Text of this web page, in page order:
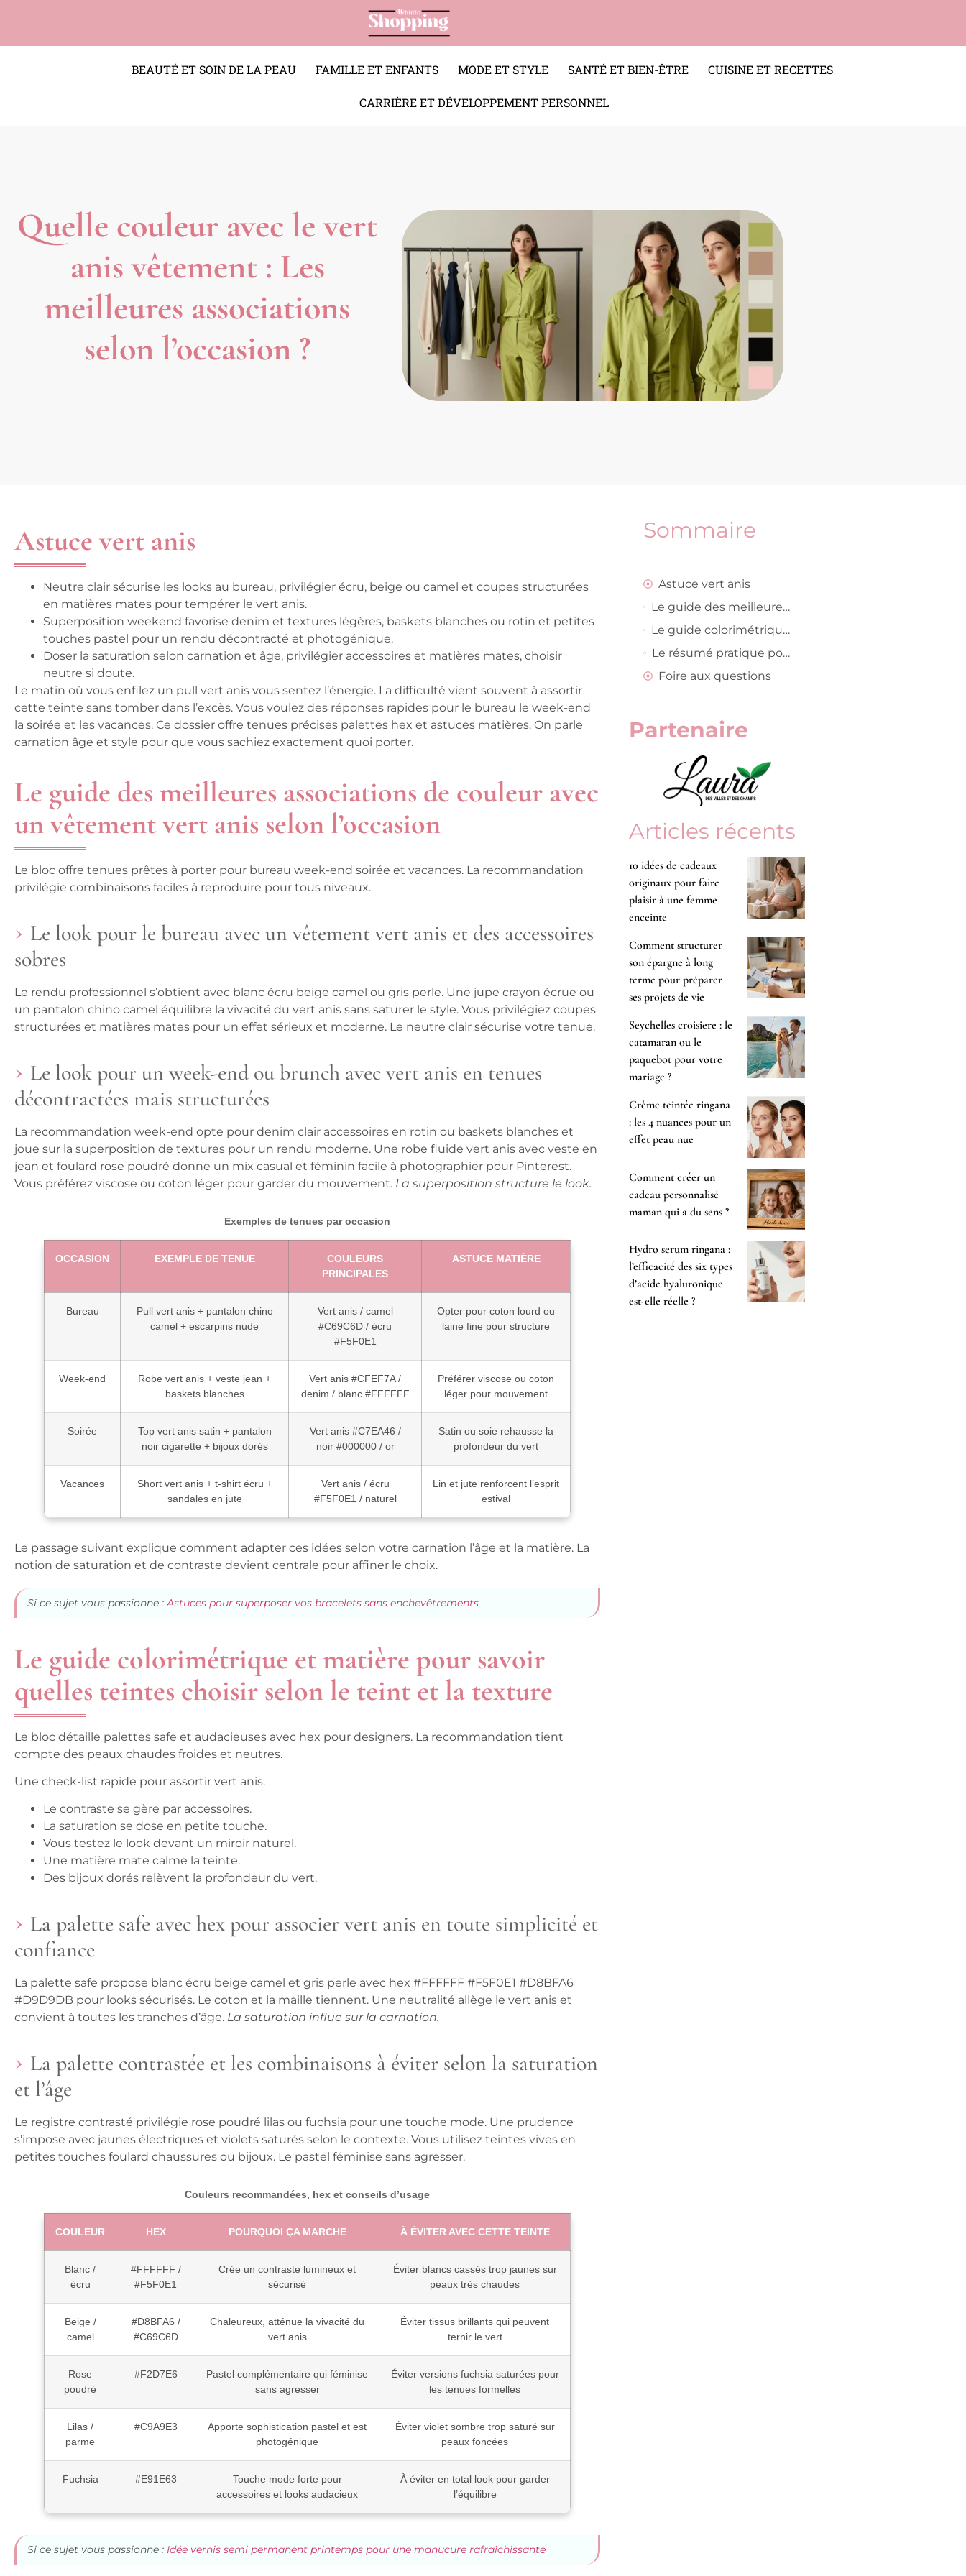
BEAUTÉ ET SOIN DE LA PEAU FAMILLE ET ENFANTS MODE ET STYLE SANTÉ ET BIEN-ÊTRE CUISINE ET RECETTES
CARRIÈRE ET DÉVELOPPEMENT PERSONNEL
Quelle couleur avec le vert
anis vêtement : Les
meilleures associations
selon l’occasion ?
Astuce vert anis
Neutre clair sécurise les looks au bureau, privilégier écru, beige ou camel et coupes structurées
en matières mates pour tempérer le vert anis.
Superposition weekend favorise denim et textures légères, baskets blanches ou rotin et petites
touches pastel pour un rendu décontracté et photogénique.
Doser la saturation selon carnation et âge, privilégier accessoires et matières mates, choisir
neutre si doute.
Le matin où vous enfilez un pull vert anis vous sentez l’énergie. La difficulté vient souvent à assortir
cette teinte sans tomber dans l’excès. Vous voulez des réponses rapides pour le bureau le week-end
la soirée et les vacances. Ce dossier offre tenues précises palettes hex et astuces matières. On parle
carnation âge et style pour que vous sachiez exactement quoi porter.
Le guide des meilleures associations de couleur avec
un vêtement vert anis selon l’occasion
Le bloc offre tenues prêtes à porter pour bureau week-end soirée et vacances. La recommandation
privilégie combinaisons faciles à reproduire pour tous niveaux.
Le look pour le bureau avec un vêtement vert anis et des accessoires
sobres
Le rendu professionnel s’obtient avec blanc écru beige camel ou gris perle. Une jupe crayon écrue ou
un pantalon chino camel équilibre la vivacité du vert anis sans saturer le style. Vous privilégiez coupes
structurées et matières mates pour un effet sérieux et moderne. Le neutre clair sécurise votre tenue.
Le look pour un week-end ou brunch avec vert anis en tenues
décontractées mais structurées
La recommandation week-end opte pour denim clair accessoires en rotin ou baskets blanches et
joue sur la superposition de textures pour un rendu moderne. Une robe fluide vert anis avec veste en
jean et foulard rose poudré donne un mix casual et féminin facile à photographier pour Pinterest.
Vous préférez viscose ou coton léger pour garder du mouvement. La superposition structure le look.
Exemples de tenues par occasion
OCCASION EXEMPLE DE TENUE
COULEURS
PRINCIPALES
ASTUCE MATIÈRE
Bureau
Pull vert anis + pantalon chino
camel + escarpins nude
Vert anis / camel
#C69C6D / écru
#F5F0E1
Opter pour coton lourd ou
laine fine pour structure
Week-end
Robe vert anis + veste jean +
baskets blanches
Vert anis #CFEF7A /
denim / blanc #FFFFFF
Préférer viscose ou coton
léger pour mouvement
Soirée
Top vert anis satin + pantalon
noir cigarette + bijoux dorés
Vert anis #C7EA46 /
noir #000000 / or
Satin ou soie rehausse la
profondeur du vert
Vacances
Short vert anis + t-shirt écru +
sandales en jute
Vert anis / écru
#F5F0E1 / naturel
Lin et jute renforcent l’esprit
estival
Le passage suivant explique comment adapter ces idées selon votre carnation l’âge et la matière. La
notion de saturation et de contraste devient centrale pour affiner le choix.
Si ce sujet vous passionne :Astuces pour superposer vos bracelets sans enchevêtrements
Le guide colorimétrique et matière pour savoir
quelles teintes choisir selon le teint et la texture
Le bloc détaille palettes safe et audacieuses avec hex pour designers. La recommandation tient
compte des peaux chaudes froides et neutres.
Une check-list rapide pour assortir vert anis.
Le contraste se gère par accessoires.
La saturation se dose en petite touche.
Vous testez le look devant un miroir naturel.
Une matière mate calme la teinte.
Des bijoux dorés relèvent la profondeur du vert.
La palette safe avec hex pour associer vert anis en toute simplicité et
confiance
La palette safe propose blanc écru beige camel et gris perle avec hex #FFFFFF #F5F0E1 #D8BFA6
#D9D9DB pour looks sécurisés. Le coton et la maille tiennent. Une neutralité allège le vert anis et
convient à toutes les tranches d’âge. La saturation influe sur la carnation.
La palette contrastée et les combinaisons à éviter selon la saturation
et l’âge
Le registre contrasté privilégie rose poudré lilas ou fuchsia pour une touche mode. Une prudence
s’impose avec jaunes électriques et violets saturés selon le contexte. Vous utilisez teintes vives en
petites touches foulard chaussures ou bijoux. Le pastel féminise sans agresser.
Couleurs recommandées, hex et conseils d’usage
COULEUR HEX POURQUOI ÇA MARCHE À ÉVITER AVEC CETTE TEINTE
Blanc /
écru
#FFFFFF /
#F5F0E1
Crée un contraste lumineux et
sécurisé
Éviter blancs cassés trop jaunes sur
peaux très chaudes
Beige /
camel
#D8BFA6 /
#C69C6D
Chaleureux, atténue la vivacité du
vert anis
Éviter tissus brillants qui peuvent
ternir le vert
Rose
poudré
#F2D7E6
Pastel complémentaire qui féminise
sans agresser
Éviter versions fuchsia saturées pour
les tenues formelles
Lilas /
parme
#C9A9E3
Apporte sophistication pastel et est
photogénique
Éviter violet sombre trop saturé sur
peaux foncées
Fuchsia #E91E63
Touche mode forte pour
accessoires et looks audacieux
À éviter en total look pour garder
l’équilibre
Si ce sujet vous passionne : Idée vernis semi permanent printemps pour une manucure rafraîchissante
Sommaire
Astuce vert anis
Le guide des meilleures associations de couleur avec un vêtement vert anis selon l’occasion
Le guide colorimétrique et matière pour savoir quelles teintes choisir selon le teint et la texture
Le résumé pratique pour choisir rapidement une combinaison selon votre situation
Foire aux questions
Partenaire
Articles récents
10 idées de cadeaux
originaux pour faire
plaisir à une femme
enceinte
Comment structurer
son épargne à long
terme pour préparer
ses projets de vie
Seychelles croisiere : le
catamaran ou le
paquebot pour votre
mariage ?
Crème teintée ringana
: les 4 nuances pour un
effet peau nue
Comment créer un
cadeau personnalisé
maman qui a du sens ?
Hydro serum ringana :
l’efficacité des six types
d’acide hyaluronique
est-elle réelle ?